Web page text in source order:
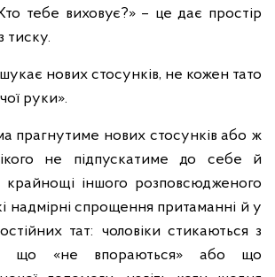
тебе виховує?» – це дає простір
тиску.
нових стосунків, не кожен тато
руки».
прагнутиме нових стосунків або ж
не підпускатиме до себе й
іншого розповсюдженого
надмірні спрощення притаманні й у
тат: чоловіки стикаються з
що «не впораються» або що